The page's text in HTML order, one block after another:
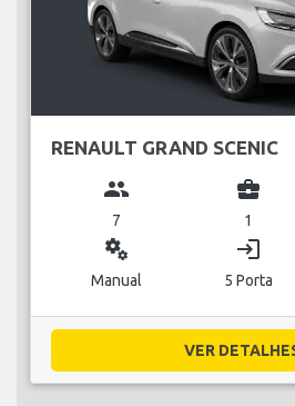
RENAULT GRAND SCENIC
group
7
business_center
1
miscellaneous_services
Manual
login
5 Porta
VER